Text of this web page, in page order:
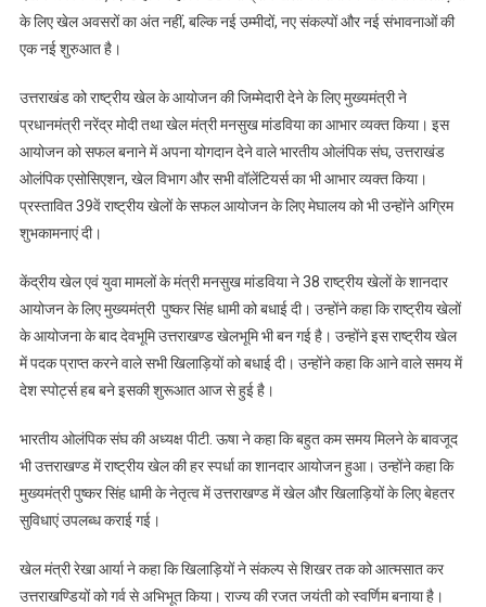
के लिए खेल अवसरों का अंत नहीं, बल्कि नई उम्मीदों, नए संकल्पों और नई संभावनाओं की
एक नई शुरुआत है।
उत्तराखंड को राष्ट्रीय खेल के आयोजन की जिम्मेदारी देने के लिए मुख्यमंत्री ने
प्रधानमंत्री नरेंद्र मोदी तथा खेल मंत्री मनसुख मांडविया का आभार व्यक्त किया। इस
आयोजन को सफल बनाने में अपना योगदान देने वाले भारतीय ओलंपिक संघ, उत्तराखंड
ओलंपिक एसोसिएशन, खेल विभाग और सभी वॉलेंटियर्स का भी आभार व्यक्त किया।
प्रस्तावित 39वें राष्ट्रीय खेलों के सफल आयोजन के लिए मेघालय को भी उन्होंने अग्रिम
शुभकामनाएं दी।
केंद्रीय खेल एवं युवा मामलों के मंत्री मनसुख मांडविया ने 38 राष्ट्रीय खेलों के शानदार
आयोजन के लिए मुख्यमंत्री पुष्कर सिंह धामी को बधाई दी। उन्होंने कहा कि राष्ट्रीय खेलों
के आयोजना के बाद देवभूमि उत्तराखण्ड खेलभूमि भी बन गई है। उन्होंने इस राष्ट्रीय खेल
में पदक प्राप्त करने वाले सभी खिलाड़ियों को बधाई दी। उन्होंने कहा कि आने वाले समय में
देश स्पोर्ट्स हब बने इसकी शुरूआत आज से हुई है।
भारतीय ओलंपिक संघ की अध्यक्ष पीटी. ऊषा ने कहा कि बहुत कम समय मिलने के बावजूद
भी उत्तराखण्ड में राष्ट्रीय खेल की हर स्पर्धा का शानदार आयोजन हुआ। उन्होंने कहा कि
मुख्यमंत्री पुष्कर सिंह धामी के नेतृत्व में उत्तराखण्ड में खेल और खिलाड़ियों के लिए बेहतर
सुविधाएं उपलब्ध कराई गई।
खेल मंत्री रेखा आर्या ने कहा कि खिलाड़ियों ने संकल्प से शिखर तक को आत्मसात कर
उत्तराखण्डियों को गर्व से अभिभूत किया। राज्य की रजत जयंती को स्वर्णिम बनाया है।